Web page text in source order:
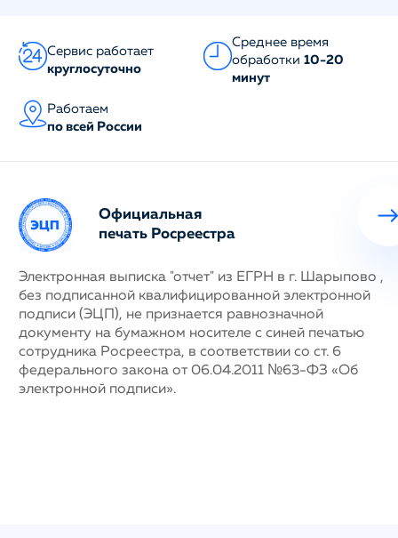
Сервис работает
круглосуточно
Среднее время
обработки 10-20
минут
Работаем
по всей России
Официальная
печать Росреестра
Электронная выписка "отчет" из ЕГРН в г. Шарыпово ,
без подписанной квалифицированной электронной
подписи (ЭЦП), не признается равнозначной
документу на бумажном носителе с синей печатью
сотрудника Росреестра, в соответствии со ст. 6
федерального закона от 06.04.2011 №63-ФЗ «Об
электронной подписи».